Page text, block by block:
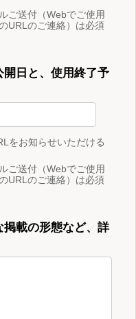
ご送付（Webでご使用
URLのご連絡）は必須
開日と、使用終了予
をお知らせいただける
ご送付（Webでご使用
URLのご連絡）は必須
掲載の形態など、詳